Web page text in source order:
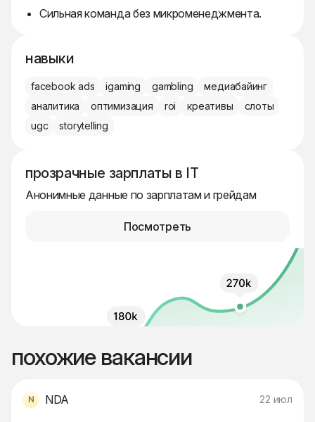
Сильная команда без микроменеджмента.
навыки
facebook ads igaming gambling
медиабайинг
аналитика
оптимизация roi креативы
слоты
ugc
storytelling
прозрачные зарплаты в IT
Анонимные данные по зарплатам и грейдам
Посмотреть
похожие вакансии
NDA 22 июл